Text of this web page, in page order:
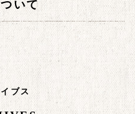
いて
ブス